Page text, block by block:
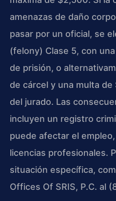
amenazas de daño
pasar por un oficial, se
(felony) Clase 5, con
de prisión, o
de cárcel y una multa
del jurado. Las
incluyen un registro
puede afectar el
licencias profesionales.
situación específica,
Offices Of SRIS, P.C. al